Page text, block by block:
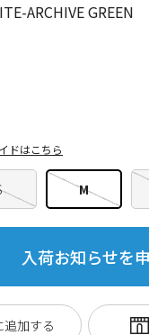
ARCHIVE GREEN
M
ドはこちら
入荷お知らせを
追加する